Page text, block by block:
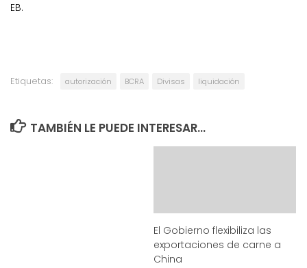
EB.
Etiquetas: autorización BCRA Divisas liquidación
TAMBIÉN LE PUEDE INTERESAR...
El Gobierno flexibiliza las
exportaciones de carne a
China